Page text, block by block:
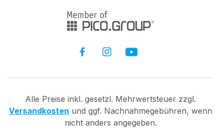
Alle Preise inkl. gesetzl. Mehrwertsteuer zzgl.
Versandkosten und ggf. Nachnahmegebühren, wenn
nicht anders angegeben.